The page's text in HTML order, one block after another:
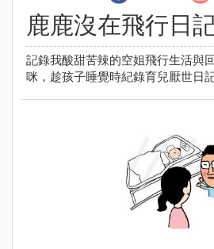
鹿鹿沒在飛行日
記錄我酸甜苦辣的空姐飛行生活與
咪，趁孩子睡覺時紀錄育兒厭世日記